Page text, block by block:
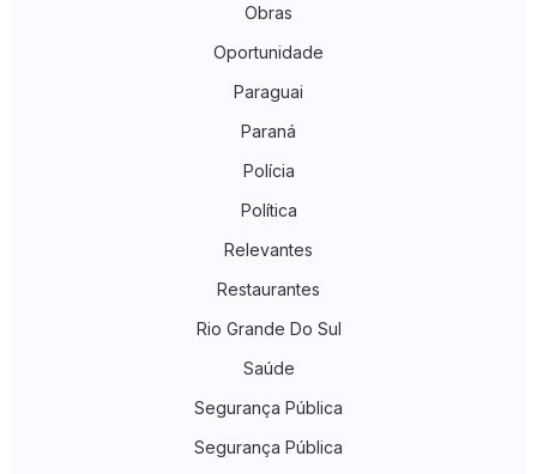
Obras
Oportunidade
Paraguai
Paraná
Polícia
Política
Relevantes
Restaurantes
Rio Grande Do Sul
Saúde
Segurança Pública
Segurança Pública